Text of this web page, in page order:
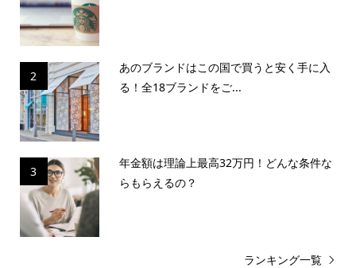
2
あのブランドはこの国で買うと安く手に入
る！全18ブランドをご...
3
年金額は理論上最高32万円！どんな条件な
らもらえるの？
ランキング一覧